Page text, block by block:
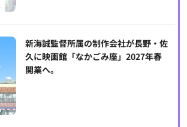
新海誠監督所属の制作会社が長野・佐
久に映画館「なかごみ座」2027年春
開業へ。